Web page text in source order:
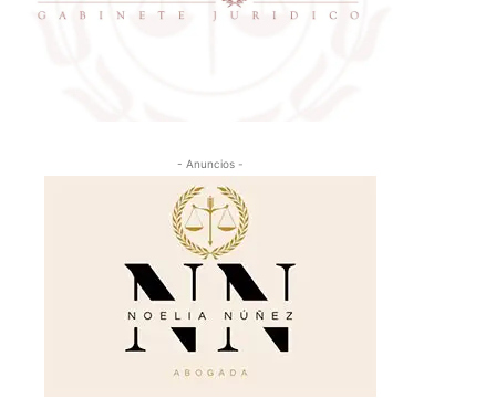
- Anuncios -